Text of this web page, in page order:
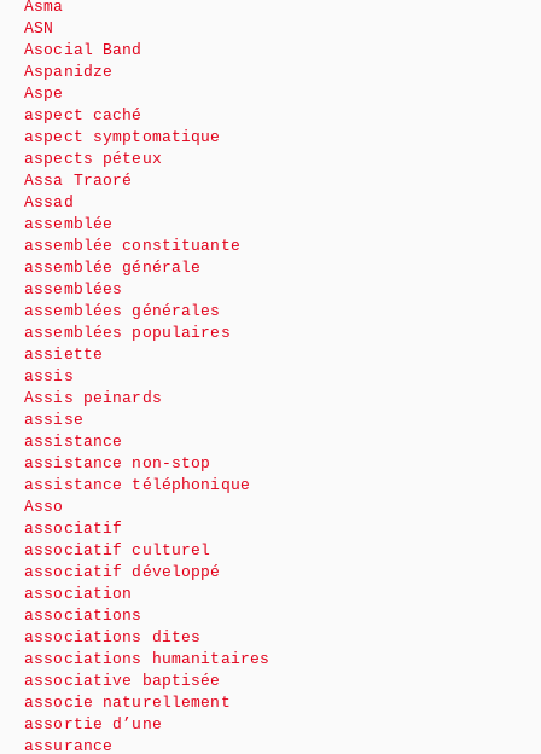
Asma
ASN
Asocial Band
Aspanidze
Aspe
aspect caché
aspect symptomatique
aspects péteux
Assa Traoré
Assad
assemblée
assemblée constituante
assemblée générale
assemblées
assemblées générales
assemblées populaires
assiette
assis
Assis peinards
assise
assistance
assistance non-stop
assistance téléphonique
Asso
associatif
associatif culturel
associatif développé
association
associations
associations dites
associations humanitaires
associative baptisée
associe naturellement
assortie d’une
assurance